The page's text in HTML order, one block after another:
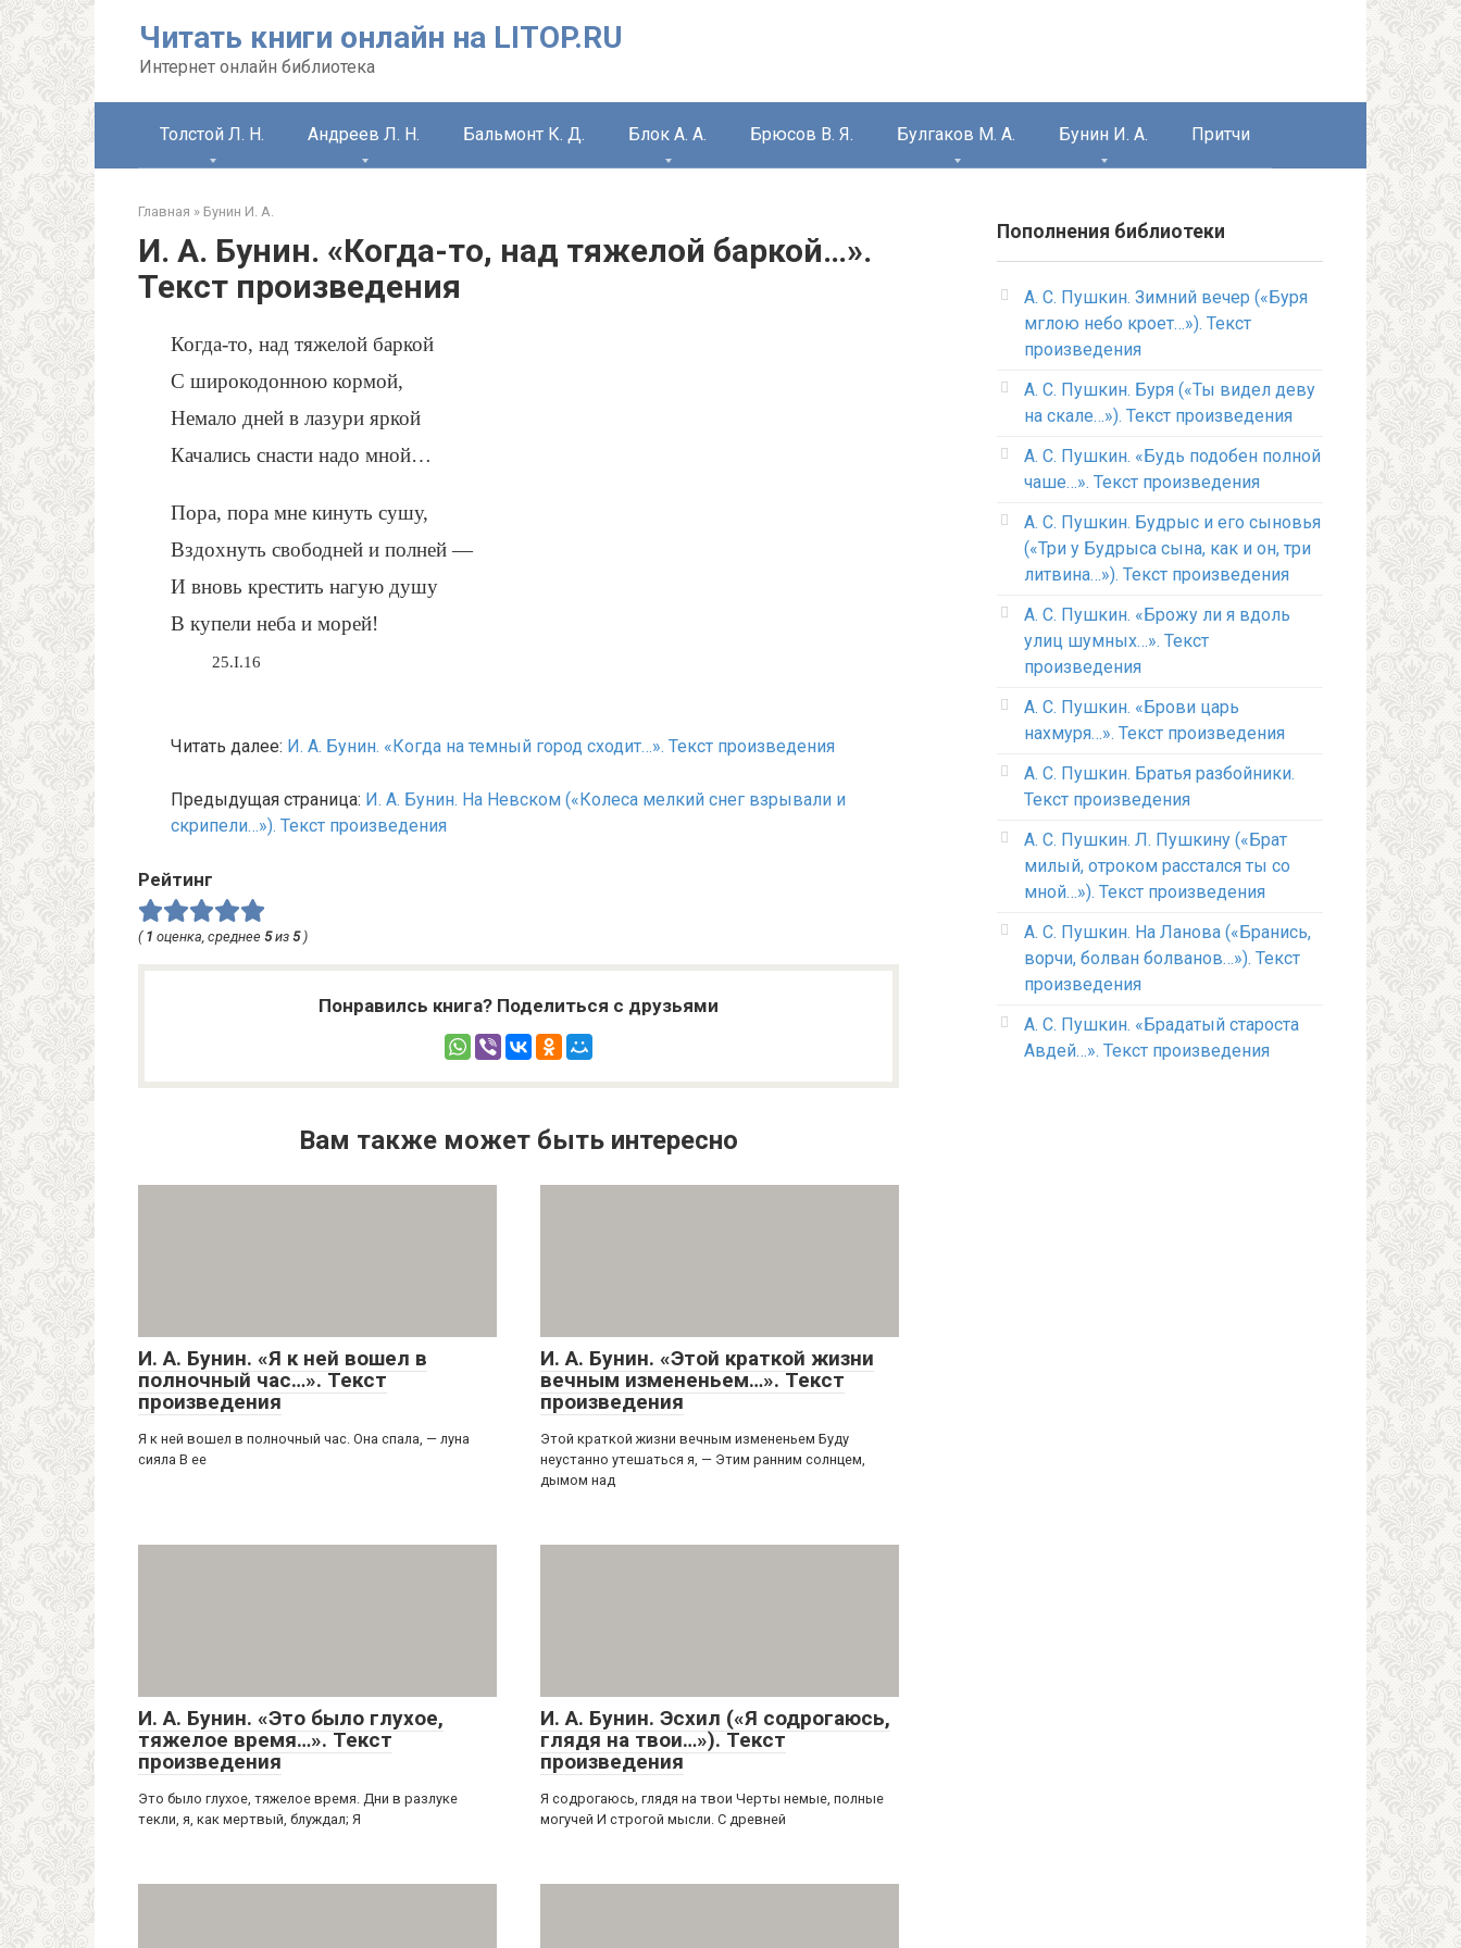
Читать книги онлайн на LITOP.RU
Интернет онлайн библиотека
Толстой Л. Н. Андреев Л. Н. Бальмонт К. Д. Блок А. А. Брюсов В. Я. Булгаков М. А. Бунин И. А. Притчи
Главная » Бунин И. А.
И. А. Бунин. «Когда-то, над тяжелой баркой…».
Текст произведения
Когда-то, над тяжелой баркой
С широкодонною кормой,
Немало дней в лазури яркой
Качались снасти надо мной…
Пора, пора мне кинуть сушу,
Вздохнуть свободней и полней —
И вновь крестить нагую душу
В купели неба и морей!
25.I.16
Читать далее: И. А. Бунин. «Когда на темный город сходит…». Текст произведения
Предыдущая страница: И. А. Бунин. На Невском («Колеса мелкий снег взрывали и
скрипели…»). Текст произведения
Рейтинг
( 1 оценка, среднее 5из 5)
Понравилсь книга? Поделиться с друзьями
Вам также может быть интересно
И. А. Бунин. «Я к ней вошел в
полночный час…». Текст
произведения
Я к ней вошел в полночный час. Она спала, — луна
сияла В ее
И. А. Бунин. «Этой краткой жизни
вечным измененьем…». Текст
произведения
Этой краткой жизни вечным измененьем Буду
неустанно утешаться я, — Этим ранним солнцем,
дымом над
И. А. Бунин. «Это было глухое,
тяжелое время…». Текст
произведения
Это было глухое, тяжелое время. Дни в разлуке
текли, я, как мертвый, блуждал; Я
И. А. Бунин. Эсхил («Я содрогаюсь,
глядя на твои…»). Текст
произведения
Я содрогаюсь, глядя на твои Черты немые, полные
могучей И строгой мысли. С древней
Пополнения библиотеки
А. С. Пушкин. Зимний вечер («Буря
мглою небо кроет…»). Текст
произведения
А. С. Пушкин. Буря («Ты видел деву
на скале…»). Текст произведения
А. С. Пушкин. «Будь подобен полной
чаше…». Текст произведения
А. С. Пушкин. Будрыс и его сыновья
(«Три у Будрыса сына, как и он, три
литвина…»). Текст произведения
А. С. Пушкин. «Брожу ли я вдоль
улиц шумных…». Текст
произведения
А. С. Пушкин. «Брови царь
нахмуря…». Текст произведения
А. С. Пушкин. Братья разбойники.
Текст произведения
А. С. Пушкин. Л. Пушкину («Брат
милый, отроком расстался ты со
мной…»). Текст произведения
А. С. Пушкин. На Ланова («Бранись,
ворчи, болван болванов…»). Текст
произведения
А. С. Пушкин. «Брадатый староста
Авдей…». Текст произведения